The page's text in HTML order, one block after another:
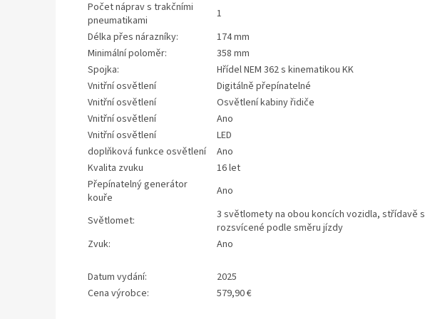
Počet náprav s trakčními
pneumatikami
1
Délka přes nárazníky:
174 mm
Minimální poloměr:
358 mm
Spojka:
Hřídel NEM 362 s kinematikou KK
Vnitřní osvětlení
Digitálně přepínatelné
Vnitřní osvětlení
Osvětlení kabiny řidiče
Vnitřní osvětlení
Ano
Vnitřní osvětlení
LED
doplňková funkce osvětlení
Ano
Kvalita zvuku
16 let
Přepínatelný generátor
kouře
Ano
Světlomet:
3 světlomety na obou koncích vozidla, střídavě
rozsvícené podle směru jízdy
Zvuk:
Ano
Datum vydání:
2025
Cena výrobce:
579,90 €